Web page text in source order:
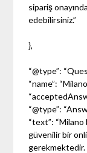
sipariş
edebilirsiniz.”
},
“@type”:
“name”:
“@type”:
“text”:
güvenilir bir